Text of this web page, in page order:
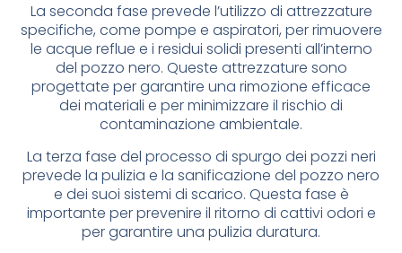
La seconda fase prevede l’utilizzo di attrezzature
specifiche, come pompe e aspiratori, per rimuovere
le acque reflue e i residui solidi presenti all’interno
del pozzo nero. Queste attrezzature sono
progettate per garantire una rimozione efficace
dei materiali e per minimizzare il rischio di
contaminazione ambientale.
La terza fase del processo di spurgo dei pozzi neri
prevede la pulizia e la sanificazione del pozzo nero
e dei suoi sistemi di scarico. Questa fase è
importante per prevenire il ritorno di cattivi odori e
per garantire una pulizia duratura.